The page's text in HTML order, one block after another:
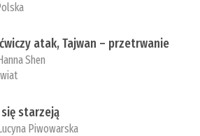
atak, Tajwan – przetrwanie
­Hanna Shen
starzeją
Piwowarska